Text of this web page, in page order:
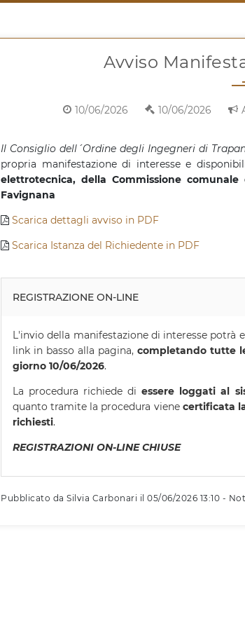
Avviso
10/06/2026 10/06/2026
Il Consiglio dell´Ordine degli Ingegneri di
propria manifestazione di interesse e
elettrotecnica, della Commissione
Favignana
Scarica dettagli avviso in PDF
Scarica Istanza del Richiedente in PDF
REGISTRAZIONE ON-LINE
L'invio della manifestazione di interesse potrà
link in basso alla pagina, completando tutte
giorno 10/06/2026.
La procedura richiede diessere loggati al
quanto tramite la procedura viene certificata
richiesti.
REGISTRAZIONI ON-LINE CHIUSE
Pubblicato da Silvia Carbonari il 05/06/2026 13:10 -